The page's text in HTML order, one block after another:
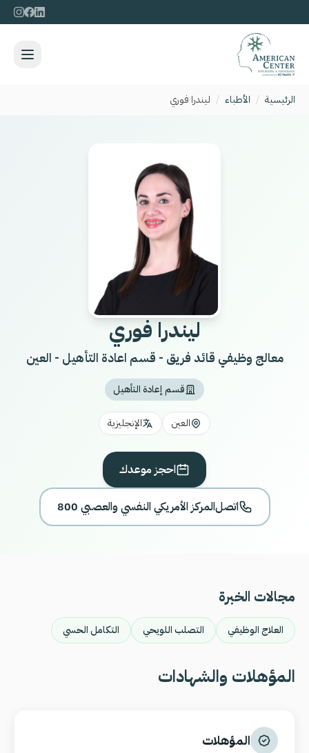
الرئيسية / الأطباء / ليندرا فوري
ليندرا فوري
معالج وظيفي قائد فريق - قسم اعادة التأهيل - العين
قسم إعادة التأهيل
العين الإنجليزية
احجز موعدك
اتصل800 المركز الأمريكي النفسي والعصبي
مجالات الخبرة
العلاج الوظيفي التصلب اللويحي التكامل الحسي
المؤهلات والشهادات
المؤهلات